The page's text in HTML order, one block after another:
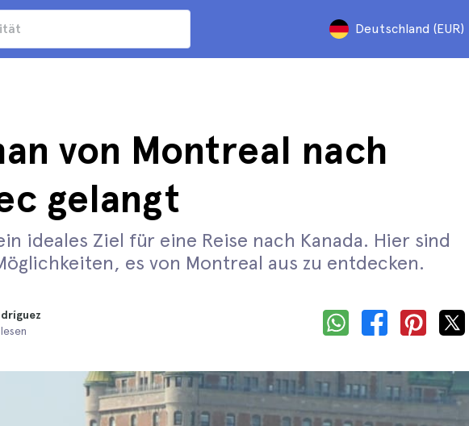
Deutschland (EUR)
von Montreal nach
gelangt
ideales Ziel für eine Reise nach Kanada. Hier sind
es von Montreal aus zu entdecken.